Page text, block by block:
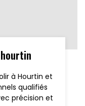
à Hourtin et
qualifiés
précision et